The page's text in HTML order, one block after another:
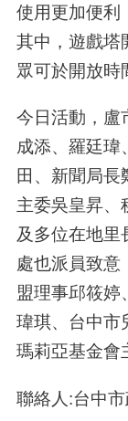
使用更加便利
其中，遊戲塔
眾可於開放時
今日活動，盧
成添、羅廷瑋
田、新聞局長
主委吳皇昇、
及多位在地里
處也派員致意
盟理事邱筱婷
瑋琪、台中市
瑪莉亞基金會
聯絡人:台中